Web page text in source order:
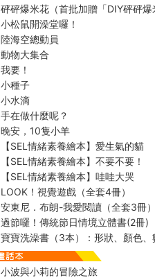
砰砰爆米花（首批加贈「DIY砰砰
小松鼠開澡堂囉！
陸海空總動員
動物大集合
我要！
小種子
小水滴
手在做什麼呢？
晚安，10隻小羊
【SEL情緒素養繪本】愛生氣的貓
【SEL情緒素養繪本】不要不要！
【SEL情緒素養繪本】哇哇大哭
LOOK！視覺遊戲（全套4冊）
安東尼．布朗-我愛閱讀（全套3冊
過節囉！傳統節日情境立體書(2冊)
寶寶洗澡書（3本）：形狀、顏色、
小波與小莉的冒險之旅